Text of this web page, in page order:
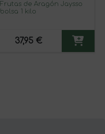
Frutas de Aragón Jaysso
bolsa 1 kilo
37,95 €